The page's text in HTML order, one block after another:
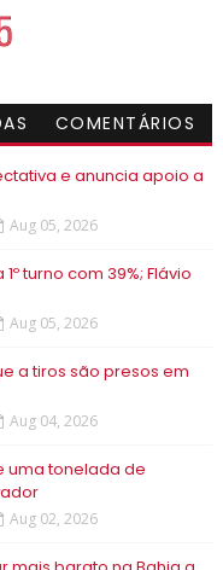
COMENTÁRIOS
e anuncia apoio a
Aug 05, 2026
turno com 39%; Flávio
Aug 05, 2026
a tiros são presos em
Aug 04, 2026
uma tonelada de
Aug 02, 2026